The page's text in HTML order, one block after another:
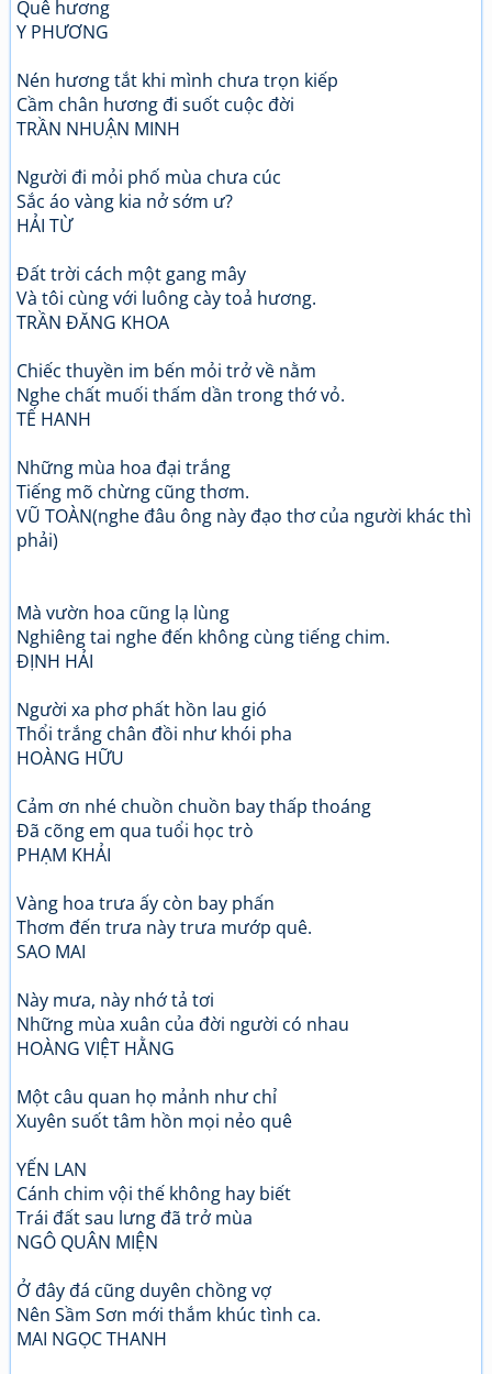
Quê hương
Y PHƯƠNG
Nén hương tắt khi mình chưa trọn kiếp
Cầm chân hương đi suốt cuộc đời
TRẦN NHUẬN MINH
Người đi mỏi phố mùa chưa cúc
Sắc áo vàng kia nở sớm ư?
HẢI TỪ
Đất trời cách một gang mây
Và tôi cùng với luông cày toả hương.
TRẦN ĐĂNG KHOA
Chiếc thuyền im bến mỏi trở về nằm
Nghe chất muối thấm dần trong thớ vỏ.
TẾ HANH
Những mùa hoa đại trắng
Tiếng mõ chừng cũng thơm.
VŨ TOÀN(nghe đâu ông này đạo thơ của người khác thì
phải)
Mà vườn hoa cũng lạ lùng
Nghiêng tai nghe đến không cùng tiếng chim.
ĐỊNH HẢI
Người xa phơ phất hồn lau gió
Thổi trắng chân đồi như khói pha
HOÀNG HỮU
Cảm ơn nhé chuồn chuồn bay thấp thoáng
Đã cõng em qua tuổi học trò
PHẠM KHẢI
Vàng hoa trưa ấy còn bay phấn
Thơm đến trưa này trưa mướp quê.
SAO MAI
Này mưa, này nhớ tả tơi
Những mùa xuân của đời người có nhau
HOÀNG VIỆT HẰNG
Một câu quan họ mảnh như chỉ
Xuyên suốt tâm hồn mọi nẻo quê
YẾN LAN
Cánh chim vội thế không hay biết
Trái đất sau lưng đã trở mùa
NGÔ QUÂN MIỆN
Ở đây đá cũng duyên chồng vợ
Nên Sầm Sơn mới thắm khúc tình ca.
MAI NGỌC THANH